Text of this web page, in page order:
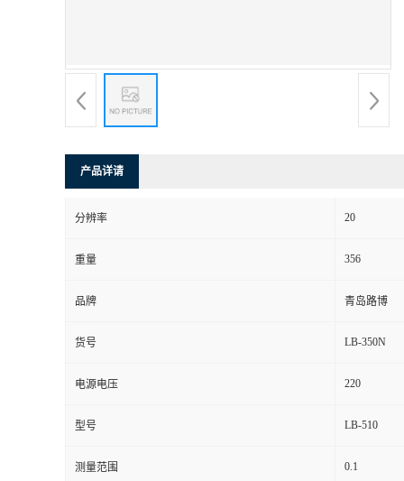
产品详请
分辨率 20
重量 356
品牌 青岛路博
货号 LB-350N
电源电压 220
型号 LB-510
测量范围 0.1